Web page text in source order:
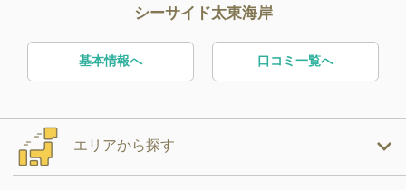
シーサイド太東海岸
基本情報へ 口コミ一覧へ
エリアから探す